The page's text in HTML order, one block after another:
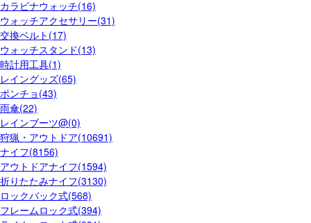
カラビナウォッチ(16)
ウォッチアクセサリー(31)
交換ベルト(17)
ウォッチスタンド(13)
時計用工具(1)
レイングッズ(65)
ポンチョ(43)
雨傘(22)
レインブーツ@(0)
狩猟・アウトドア(10691)
ナイフ(8156)
アウトドアナイフ(1594)
折りたたみナイフ(3130)
ロックバック式(568)
フレームロック式(394)